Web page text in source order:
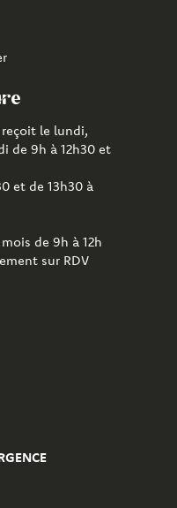
reçoit le lundi,
de 9h à 12h30 et
et de 13h30 à
de 9h à 12h
sur RDV